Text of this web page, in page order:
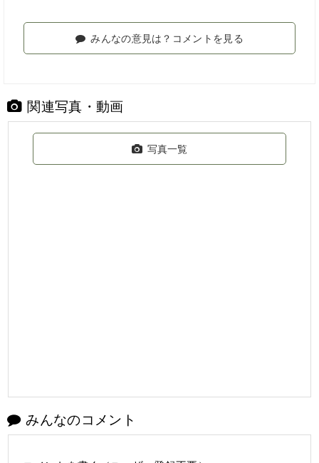
みんなの意見は？コメントを見る
関連写真・動画
写真一覧
みんなのコメント